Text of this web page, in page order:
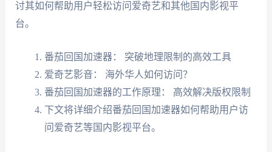
讨其如何帮助用户轻松访问爱奇艺和其他国内影视平
台。
番茄回国加速器： 突破地理限制的高效工具
爱奇艺影音： 海外华人如何访问？
番茄回国加速器的工作原理： 高效解决版权限制
下文将详细介绍番茄回国加速器如何帮助用户访
问爱奇艺等国内影视平台。